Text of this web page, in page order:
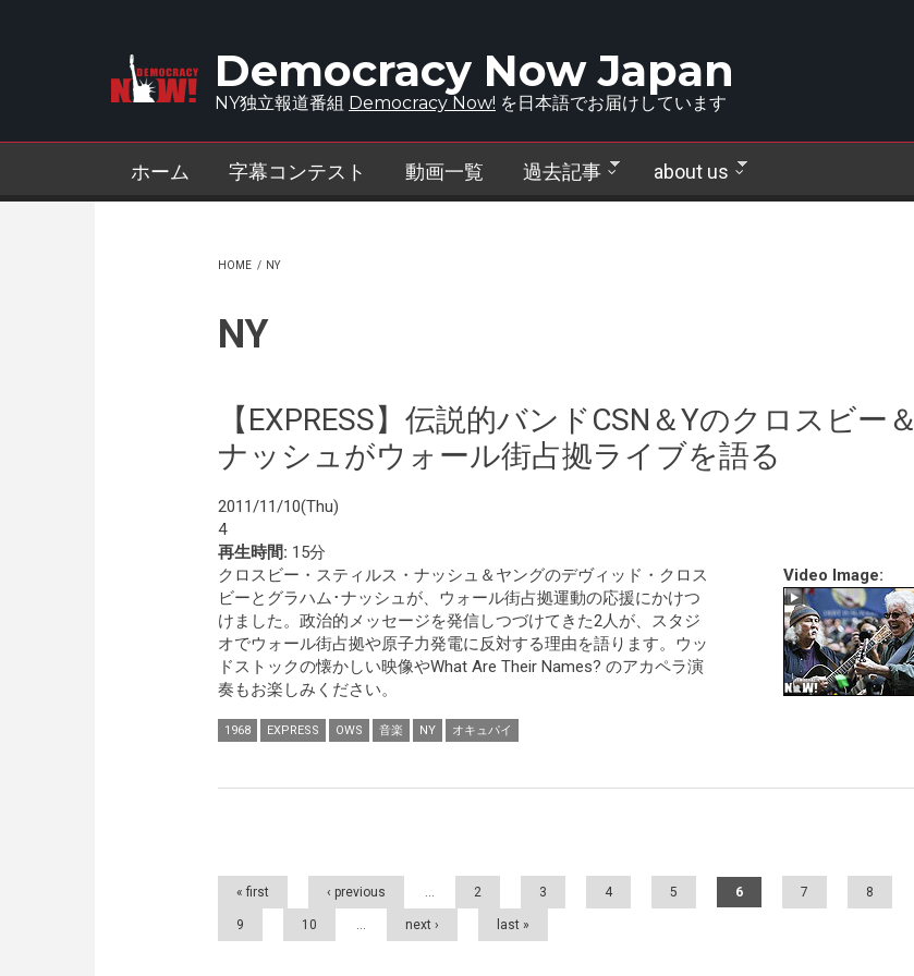
Democracy Now Japan
NY独立報道番組 Democracy Now! を日本語でお届けしています
ホーム 字幕コンテスト 動画一覧 過去記事 about us
HOME / NY
NY
【EXPRESS】伝説的バンドCSN＆Yのクロスビー＆
ナッシュがウォール街占拠ライブを語る
2011/11/10(Thu)
4
再生時間: 15分
Video Image:
クロスビー・スティルス・ナッシュ＆ヤングのデヴィッド・クロス
ビーとグラハム･ナッシュが、ウォール街占拠運動の応援にかけつ
けました。政治的メッセージを発信しつづけてきた2人が、スタジ
オでウォール街占拠や原子力発電に反対する理由を語ります。ウッ
ドストックの懐かしい映像やWhat Are Their Names? のアカペラ演
奏もお楽しみください。
1968 EXPRESS OWS 音楽 NY オキュパイ
Pages
« first ‹ previous … 2 3 4 5 6 7 8
9 10 … next › last »